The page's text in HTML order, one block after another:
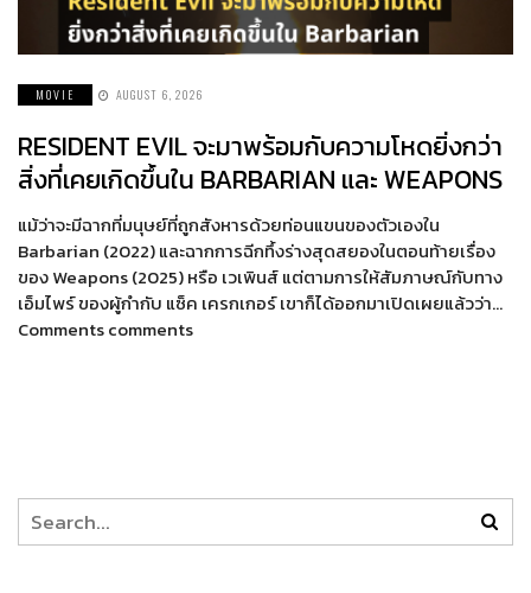
MOVIE AUGUST 6, 2026
RESIDENT EVIL จะมาพร้อมกับความโหดยิ่งกว่า
สิ่งที่เคยเกิดขึ้นใน BARBARIAN และ WEAPONS
แม้ว่าจะมีฉากที่มนุษย์ที่ถูกสังหารด้วยท่อนแขนของตัวเองใน
Barbarian (2022) และฉากการฉีกทึ้งร่างสุดสยองในตอนท้ายเรื่อง
ของ Weapons (2025) หรือ เวเพินส์ แต่ตามการให้สัมภาษณ์กับทาง
เอ็มไพร์ ของผู้กำกับ แซ็ค เครกเกอร์ เขาก็ได้ออกมาเปิดเผยแล้วว่า…
Comments comments